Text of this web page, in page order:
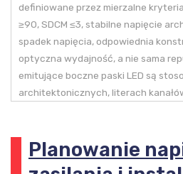
definiowane przez mierzalne
≥90, SDCM ≤3, stabilne napięcie
spadek napięcia, odpowiednia
optyczna wydajność, a nie sama
emitujące boczne paski LED są
architektonicznych, literach
Planowanie